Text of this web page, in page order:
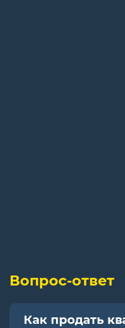
Вопрос-ответ
Как продать